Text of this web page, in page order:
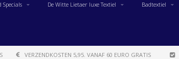
Specials De Witte Lietaer luxe Textiel Badtextiel
VERZENDKOSTEN 5,95. VANAF 60 EURO GRATIS